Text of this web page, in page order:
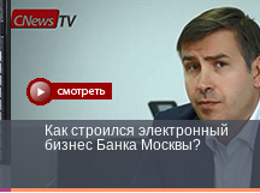
Как строился электронный
бизнес Банка Москвы?